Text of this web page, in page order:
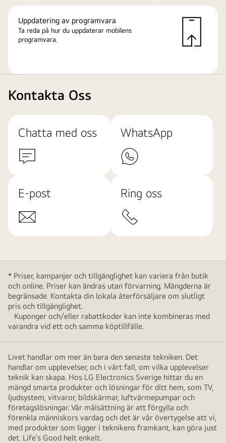
Uppdatering av programvara
Ta reda på hur du uppdaterar mobilens
programvara.
Kontakta Oss
Chatta med oss WhatsApp
E-post Ring oss
* Priser, kampanjer och tillgänglighet kan variera från butik
och online. Priser kan ändras utan förvarning. Mängderna är
begränsade. Kontakta din lokala återförsäljare om slutligt
pris och tillgänglighet.
Kuponger och/eller rabattkoder kan inte kombineras med
varandra vid ett och samma köptillfälle.
Livet handlar om mer än bara den senaste tekniken. Det
handlar om upplevelser, och i vårt fall, om vilka upplevelser
teknik kan skapa. Hos LG Electronics Sverige hittar du en
mängd smarta produkter och lösningar för ditt hem, som TV,
ljudsystem, vitvaror, bildskärmar, luftvärmepumpar och
företagslösningar. Vår målsättning är att förgylla och
förenkla människors vardag och det är vår övertygelse att vi,
med produkter som ligger i teknikens framkant, kan göra just
det. Life’s Good helt enkelt.